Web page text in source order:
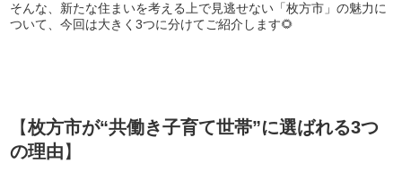
そんな、新たな住まいを考える上で見逃せない「枚方市」の魅力に
ついて、今回は大きく3つに分けてご紹介します🌻
【枚方市が“共働き子育て世帯”に選ばれる3つ
の理由】